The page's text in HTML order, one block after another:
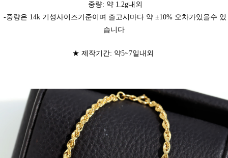
중량: 약 1.2g내외
-중량은 14k 기성사이즈기준이며 출고시마다 약 ±10% 오차가있을수 있
습니다
★ 제작기간: 약5~7일내외